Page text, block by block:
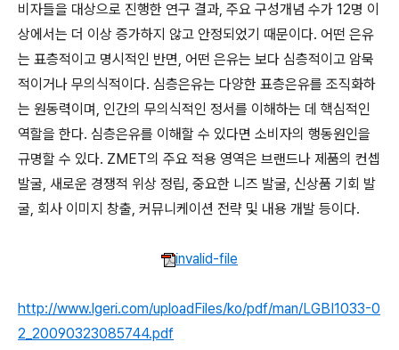
비자들을 대상으로 진행한 연구 결과, 주요 구성개념 수가 12명 이
상에서는 더 이상 증가하지 않고 안정되었기 때문이다. 어떤 은유
는 표층적이고 명시적인 반면, 어떤 은유는 보다 심층적이고 암묵
적이거나 무의식적이다. 심층은유는 다양한 표층은유를 조직화하
는 원동력이며, 인간의 무의식적인 정서를 이해하는 데 핵심적인
역할을 한다. 심층은유를 이해할 수 있다면 소비자의 행동원인을
규명할 수 있다. ZMET의 주요 적용 영역은 브랜드나 제품의 컨셉
발굴, 새로운 경쟁적 위상 정립, 중요한 니즈 발굴, 신상품 기회 발
굴, 회사 이미지 창출, 커뮤니케이션 전략 및 내용 개발 등이다.
invalid-file
http://www.lgeri.com/uploadFiles/ko/pdf/man/LGBI1033-0
2_20090323085744.pdf